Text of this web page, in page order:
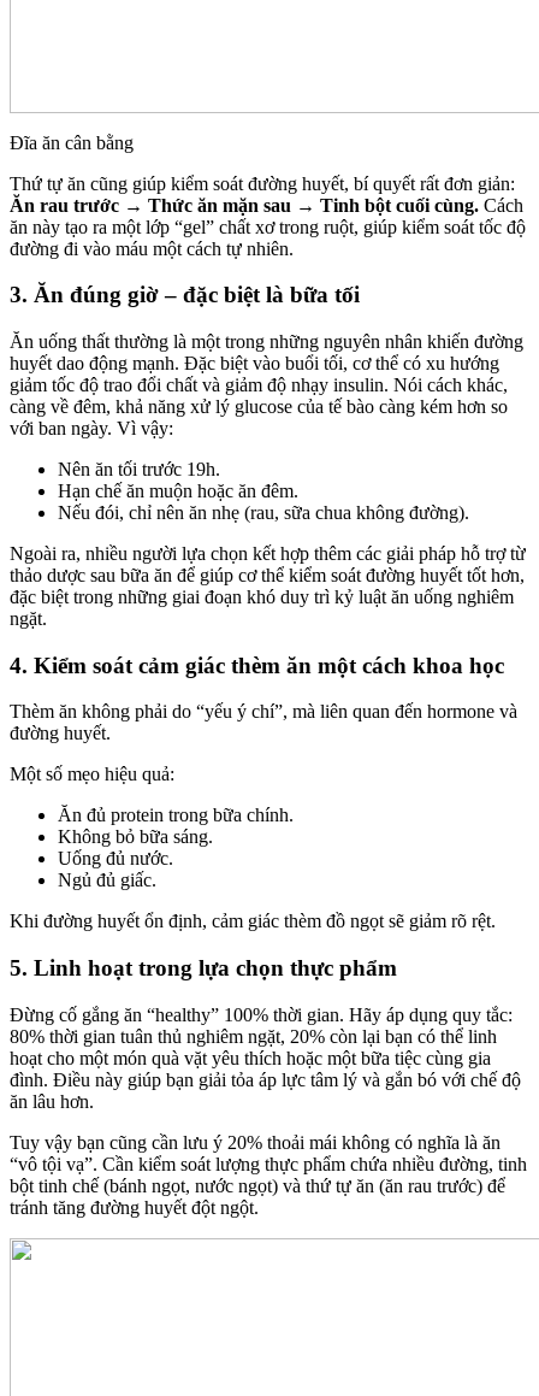
Đĩa ăn cân bằng
Thứ tự ăn cũng giúp kiểm soát đường huyết, bí quyết rất đơn giản:
Ăn rau trước → Thức ăn mặn sau → Tinh bột cuối cùng. Cách
ăn này tạo ra một lớp “gel” chất xơ trong ruột, giúp kiểm soát tốc độ
đường đi vào máu một cách tự nhiên.
3. Ăn đúng giờ – đặc biệt là bữa tối
Ăn uống thất thường là một trong những nguyên nhân khiến đường
huyết dao động mạnh. Đặc biệt vào buổi tối, cơ thể có xu hướng
giảm tốc độ trao đổi chất và giảm độ nhạy insulin. Nói cách khác,
càng về đêm, khả năng xử lý glucose của tế bào càng kém hơn so
với ban ngày. Vì vậy:
Nên ăn tối trước 19h.
Hạn chế ăn muộn hoặc ăn đêm.
Nếu đói, chỉ nên ăn nhẹ (rau, sữa chua không đường).
Ngoài ra, nhiều người lựa chọn kết hợp thêm các giải pháp hỗ trợ từ
thảo dược sau bữa ăn để giúp cơ thể kiểm soát đường huyết tốt hơn,
đặc biệt trong những giai đoạn khó duy trì kỷ luật ăn uống nghiêm
ngặt.
4. Kiểm soát cảm giác thèm ăn một cách khoa học
Thèm ăn không phải do “yếu ý chí”, mà liên quan đến hormone và
đường huyết.
Một số mẹo hiệu quả:
Ăn đủ protein trong bữa chính.
Không bỏ bữa sáng.
Uống đủ nước.
Ngủ đủ giấc.
Khi đường huyết ổn định, cảm giác thèm đồ ngọt sẽ giảm rõ rệt.
5. Linh hoạt trong lựa chọn thực phẩm
Đừng cố gắng ăn “healthy” 100% thời gian. Hãy áp dụng quy tắc:
80% thời gian tuân thủ nghiêm ngặt, 20% còn lại bạn có thể linh
hoạt cho một món quà vặt yêu thích hoặc một bữa tiệc cùng gia
đình. Điều này giúp bạn giải tỏa áp lực tâm lý và gắn bó với chế độ
ăn lâu hơn.
Tuy vậy bạn cũng cần lưu ý 20% thoải mái không có nghĩa là ăn
“vô tội vạ”. Cần kiểm soát lượng thực phẩm chứa nhiều đường, tinh
bột tinh chế (bánh ngọt, nước ngọt) và thứ tự ăn (ăn rau trước) để
tránh tăng đường huyết đột ngột.